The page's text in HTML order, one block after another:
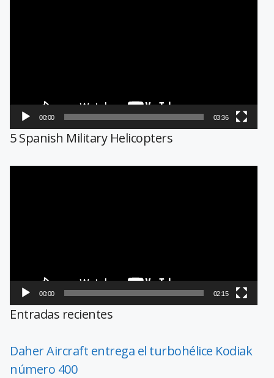
00:00 03:36
5 Spanish Military Helicopters
00:00 02:15
Entradas recientes
Daher Aircraft entrega el turbohélice Kodiak
número 400